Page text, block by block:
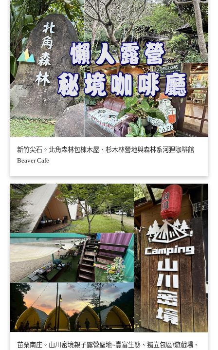
新竹尖石。北角森林包棟木屋、杉木林營地與森林系河狸咖啡館
Beaver Cafe
苗栗南庄。山川密境親子露營聖地~豐富生態、獨立包區!遊戲場、